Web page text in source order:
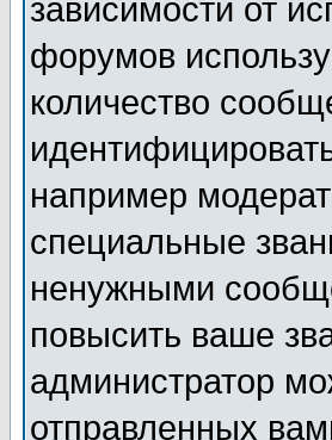
зависимости от
форумов
количество
например
специальные
ненужными
повысить ваше
администратор
отправленных